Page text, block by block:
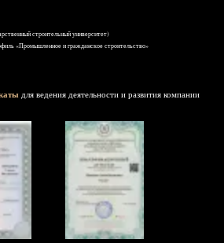
строительный университет)
«Промышленное и гражданское строительство»
для ведения деятельности и развития компании